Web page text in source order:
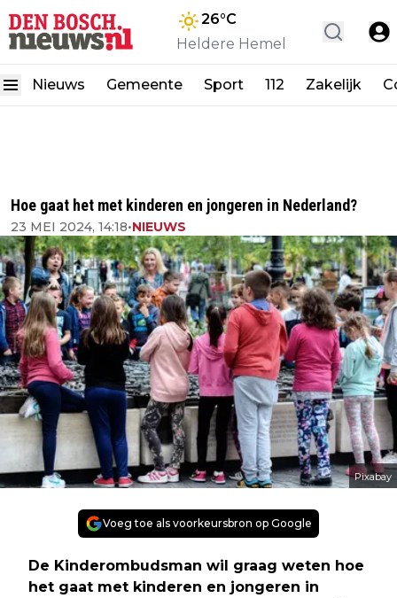
26°C
Heldere Hemel
Nieuws Gemeente Sport 112 Zakelijk
Hoe gaat het met kinderen en jongeren in Nederland?
23 MEI 2024, 14:18•NIEUWS
Pixabay
Voeg toe als voorkeursbron op Google
De Kinderombudsman wil graag weten hoe
het gaat met kinderen en jongeren in